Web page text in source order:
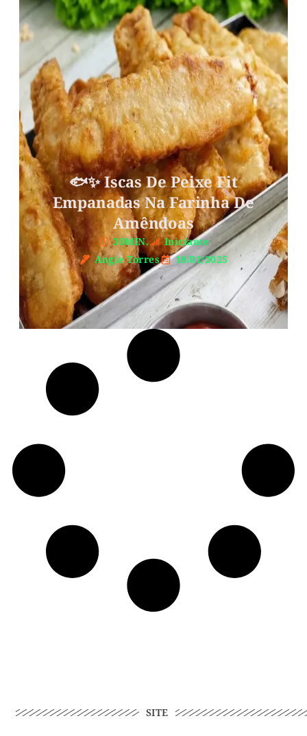
🐟✨ Iscas De Peixe Fit
Empanadas Na Farinha De
Amêndoas
30MIN.
Iniciante
Angie Torres
18/01/2025
SITE